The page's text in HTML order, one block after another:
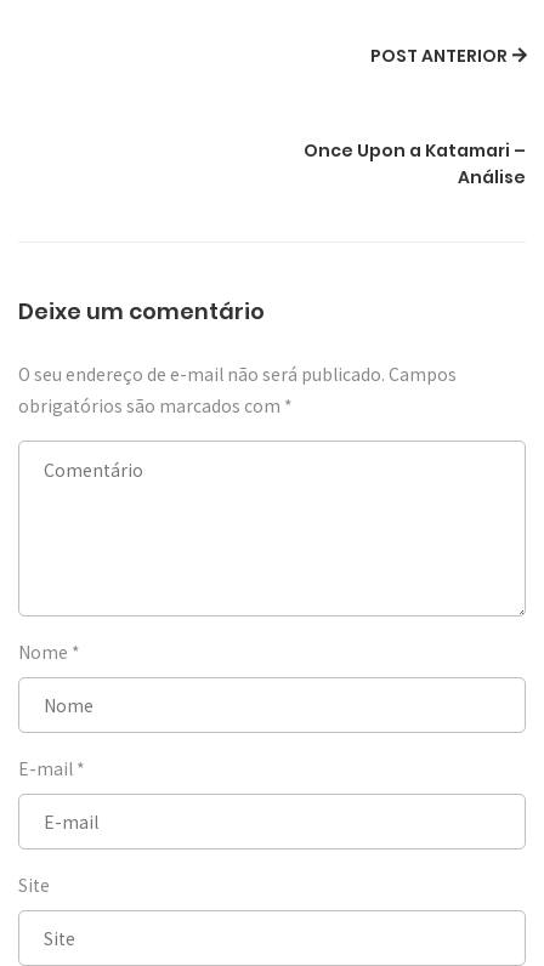
POST ANTERIOR
Once Upon a Katamari –
Análise
Deixe um comentário
O seu endereço de e-mail não será publicado. Campos
obrigatórios são marcados com *
Nome *
E-mail *
Site